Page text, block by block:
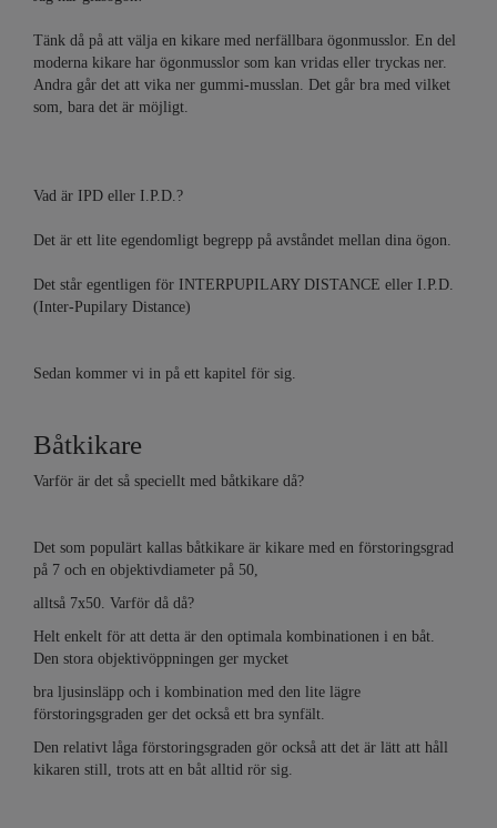
Tänk då på att välja en kikare med nerfällbara ögonmusslor. En del
moderna kikare har ögonmusslor som kan vridas eller tryckas ner.
Andra går det att vika ner gummi-musslan. Det går bra med vilket
som, bara det är möjligt.
Vad är IPD eller I.P.D.?
Det är ett lite egendomligt begrepp på avståndet mellan dina ögon.
Det står egentligen för INTERPUPILARY DISTANCE eller I.P.D.
(Inter-Pupilary Distance)
Sedan kommer vi in på ett kapitel för sig.
Båtkikare
Varför är det så speciellt med båtkikare då?
Det som populärt kallas båtkikare är kikare med en förstoringsgrad
på 7 och en objektivdiameter på 50,
alltså 7x50. Varför då då?
Helt enkelt för att detta är den optimala kombinationen i en båt.
Den stora objektivöppningen ger mycket
bra ljusinsläpp och i kombination med den lite lägre
förstoringsgraden ger det också ett bra synfält.
Den relativt låga förstoringsgraden gör också att det är lätt att håll
kikaren still, trots att en båt alltid rör sig.